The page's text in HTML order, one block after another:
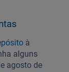
à
alguns
agosto de